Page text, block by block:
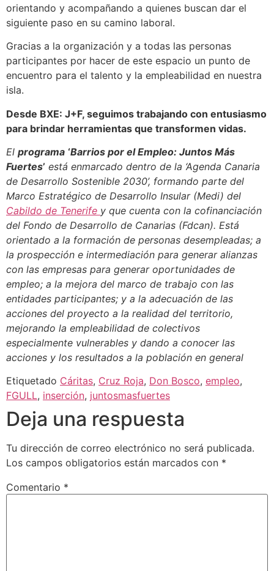
orientando y acompañando a quienes buscan dar el
siguiente paso en su camino laboral.
Gracias a la organización y a todas las personas
participantes por hacer de este espacio un punto de
encuentro para el talento y la empleabilidad en nuestra
isla.
Desde BXE: J+F, seguimos trabajando con entusiasmo
para brindar herramientas que transformen vidas.
El programa ‘Barrios por el Empleo: Juntos Más
Fuertes’ está enmarcado dentro de la ‘Agenda Canaria
de Desarrollo Sostenible 2030’, formando parte del
Marco Estratégico de Desarrollo Insular (Medi) del
Cabildo de Tenerife y que cuenta con la cofinanciación
del Fondo de Desarrollo de Canarias (Fdcan). Está
orientado a la formación de personas desempleadas; a
la prospección e intermediación para generar alianzas
con las empresas para generar oportunidades de
empleo; a la mejora del marco de trabajo con las
entidades participantes; y a la adecuación de las
acciones del proyecto a la realidad del territorio,
mejorando la empleabilidad de colectivos
especialmente vulnerables y dando a conocer las
acciones y los resultados a la población en general
Etiquetado Cáritas, Cruz Roja, Don Bosco, empleo,
FGULL, inserción, juntosmasfuertes
Deja una respuesta
Tu dirección de correo electrónico no será publicada.
Los campos obligatorios están marcados con *
Comentario *